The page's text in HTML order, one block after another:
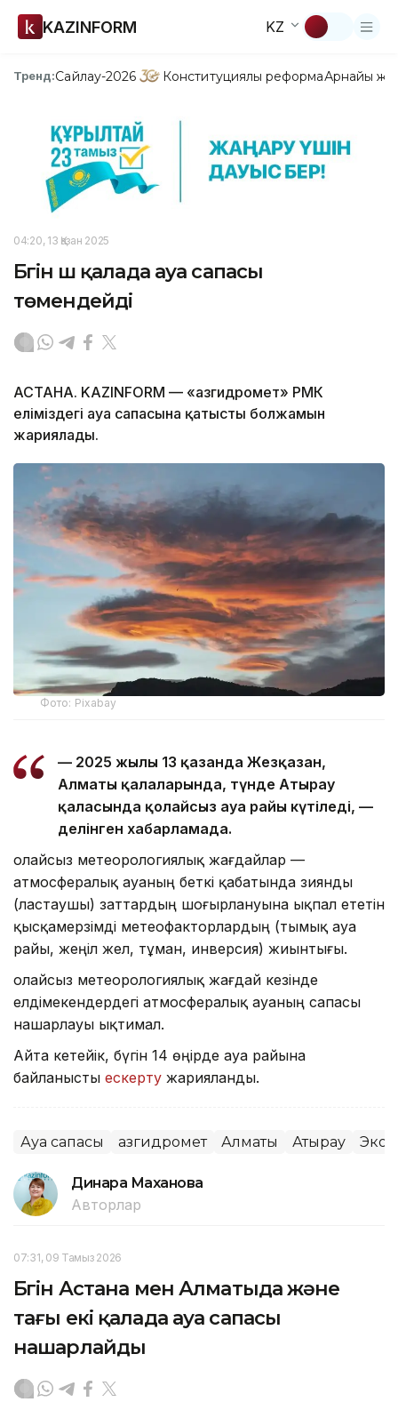
KAZINFORM KZ
Тренд:Сайлау-2026 Конституциялық реформаАрнайы
04:20, 13 Қазан 2025
Бүгін үш қалада ауа сапасы
төмендейді
АСТАНА. KAZINFORM — «Қазгидромет» РМК
еліміздегі ауа сапасына қатысты болжамын
жариялады.
Фото: Pixabay
— 2025 жылғы 13 қазанда Жезқазған,
Алматы қалаларында, түнде Атырау
қаласында қолайсыз ауа райы күтіледі, —
делінген хабарламада.
Қолайсыз метеорологиялық жағдайлар —
атмосфералық ауаның беткі қабатында зиянды
(ластаушы) заттардың шоғырлануына ықпал ететін
қысқамерзімді метеофакторлардың (тымық ауа
райы, жеңіл жел, тұман, инверсия) жиынтығы.
Қолайсыз метеорологиялық жағдай кезінде
елдімекендердегі атмосфералық ауаның сапасы
нашарлауы ықтимал.
Айта кетейік, бүгін 14 өңірде ауа райына
байланысты ескерту жарияланды.
Ауа сапасы Қазгидромет Алматы Атырау
Динара Маханова
Авторлар
07:31, 09 Тамыз 2026
Бүгін Астана мен Алматыда және
тағы екі қалада ауа сапасы
нашарлайды